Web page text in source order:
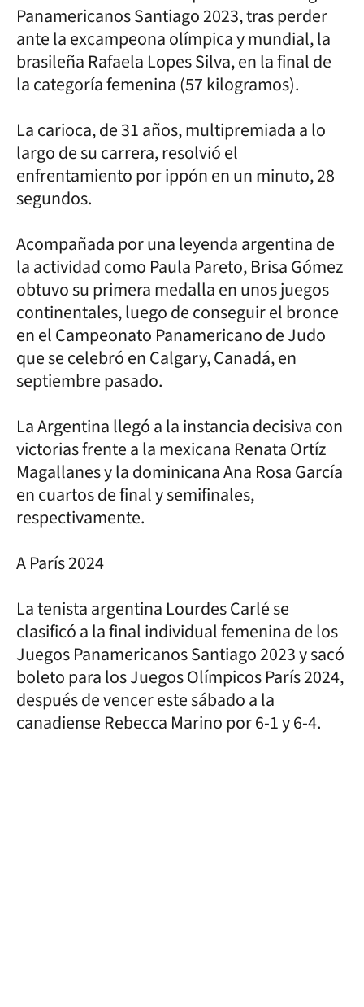
Panamericanos Santiago 2023, tras perder
ante la excampeona olímpica y mundial, la
brasileña Rafaela Lopes Silva, en la final de
la categoría femenina (57 kilogramos).
La carioca, de 31 años, multipremiada a lo
largo de su carrera, resolvió el
enfrentamiento por ippón en un minuto, 28
segundos.
Acompañada por una leyenda argentina de
la actividad como Paula Pareto, Brisa Gómez
obtuvo su primera medalla en unos juegos
continentales, luego de conseguir el bronce
en el Campeonato Panamericano de Judo
que se celebró en Calgary, Canadá, en
septiembre pasado.
La Argentina llegó a la instancia decisiva con
victorias frente a la mexicana Renata Ortíz
Magallanes y la dominicana Ana Rosa García
en cuartos de final y semifinales,
respectivamente.
A París 2024
La tenista argentina Lourdes Carlé se
clasificó a la final individual femenina de los
Juegos Panamericanos Santiago 2023 y sacó
boleto para los Juegos Olímpicos París 2024,
después de vencer este sábado a la
canadiense Rebecca Marino por 6-1 y 6-4.